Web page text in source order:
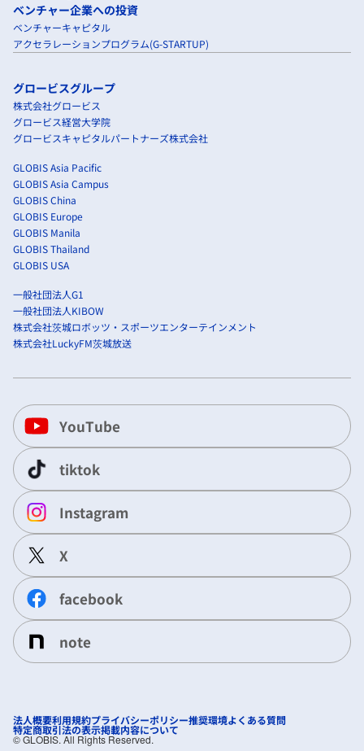
ベンチャー企業への投資
ベンチャーキャピタル
アクセラレーションプログラム(G-STARTUP)
グロービスグループ
株式会社グロービス
グロービス経営大学院
グロービスキャピタルパートナーズ株式会社
GLOBIS Asia Pacific
GLOBIS Asia Campus
GLOBIS China
GLOBIS Europe
GLOBIS Manila
GLOBIS Thailand
GLOBIS USA
一般社団法人G1
一般社団法人KIBOW
株式会社茨城ロボッツ・スポーツエンターテインメント
株式会社LuckyFM茨城放送
YouTube
tiktok
Instagram
X
facebook
note
法人概要利用規約プライバシーポリシー推奨環境よくある質問
特定商取引法の表示掲載内容について
©︎ GLOBIS. All Rights Reserved.